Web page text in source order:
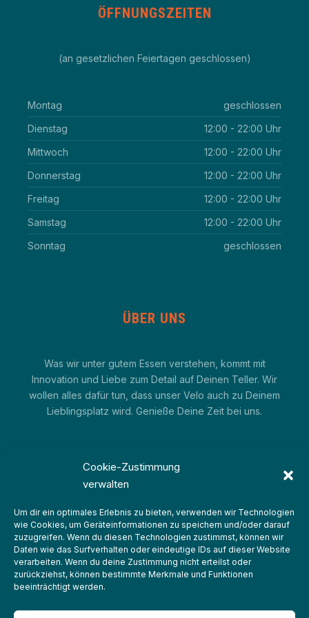
Cookie-Zustimmung
verwalten
Um dir ein optimales Erlebnis zu bieten, verwenden wir Technologien
wie Cookies, um Geräteinformationen zu speichern und/oder darauf
zuzugreifen. Wenn du diesen Technologien zustimmst, können wir
Daten wie das Surfverhalten oder eindeutige IDs auf dieser Website
verarbeiten. Wenn du deine Zustimmung nicht erteilst oder
zurückziehst, können bestimmte Merkmale und Funktionen
beeinträchtigt werden.
ÖFFNUNGSZEITEN
(an gesetzlichen Feiertagen geschlossen)
Montag
geschlossen
Dienstag
12:00 - 22:00 Uhr
Mittwoch
12:00 - 22:00 Uhr
Donnerstag
12:00 - 22:00 Uhr
Freitag
12:00 - 22:00 Uhr
Samstag
12:00 - 22:00 Uhr
Sonntag
geschlossen
ÜBER UNS
Was wir unter gutem Essen verstehen, kommt mit
Innovation und Liebe zum Detail auf Deinen Teller. Wir
wollen alles dafür tun, dass unser Velo auch zu Deinem
Lieblingsplatz wird. Genieße Deine Zeit bei uns.
IMPRESSUM
DATENSCHUTZERKLÄRUNG